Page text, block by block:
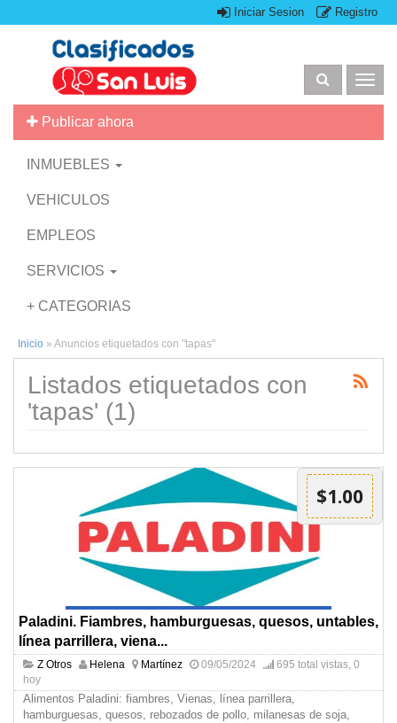
Iniciar Sesion Registro
Publicar ahora
INMUEBLES
VEHICULOS
EMPLEOS
SERVICIOS
+ CATEGORIAS
Inicio » Anuncios etiquetados con "tapas"
Listados etiquetados con
'tapas' (1)
$1.00
Paladini. Fiambres, hamburguesas, quesos, untables,
línea parrillera, viena...
Z Otros Helena Martínez 09/05/2024
695 total vistas, 0
hoy
Alimentos Paladini: fiambres, Vienas, línea parrillera,
hamburguesas, quesos, rebozados de pollo, milanesas de soja,